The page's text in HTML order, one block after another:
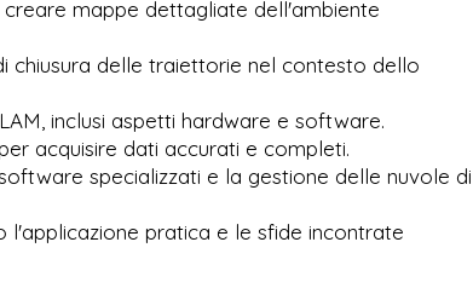
creare mappe dettagliate dell'ambiente
chiusura delle traiettorie nel contesto dello
inclusi aspetti hardware e software.
acquisire dati accurati e completi.
specializzati e la gestione delle nuvole di
l'applicazione pratica e le sfide incontrate